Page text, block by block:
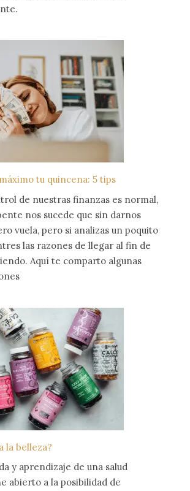
tu quincena: 5 tips
de nuestras finanzas es normal,
nos sucede que sin darnos
vuela, pero si analizas un poquito
las razones de llegar al fin de
Aquí te comparto algunas
la belleza?
y aprendizaje de una salud
abierto a la posibilidad de